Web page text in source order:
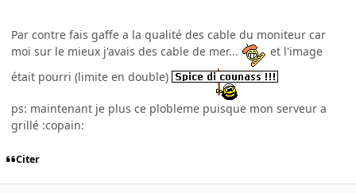
Par contre fais gaffe a la qualité des cable du moniteur car
moi sur le mieux j'avais des cable de mer...
et l'image
était pourri (limite en double)
ps: maintenant je plus ce plobleme puisque mon serveur a
grillé :copain:
Citer